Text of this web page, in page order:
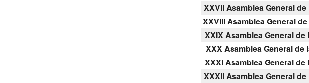
XXVII Asamblea General de
XXVIII Asamblea General de
XXIX Asamblea General de
XXX Asamblea General de
XXXI Asamblea General de
XXXII Asamblea General de